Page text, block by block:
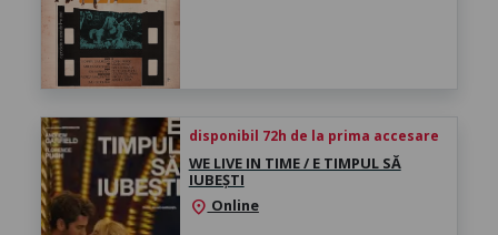
disponibil 72h de la prima accesare
WE LIVE IN TIME / E TIMPUL SĂ
IUBEȘTI
location_on Online